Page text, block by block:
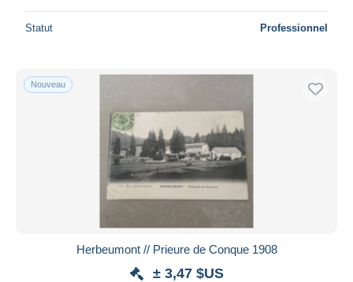
Statut Professionnel
Nouveau
Herbeumont // Prieure de Conque 1908
± 3,47 $US